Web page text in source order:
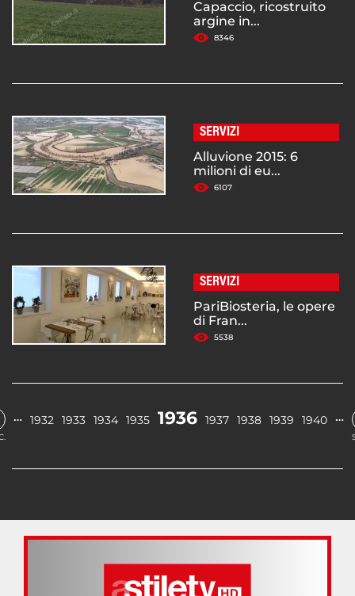
Capaccio, ricostruito
argine in...
8346
SERVIZI
Alluvione 2015: 6
milioni di eu...
6107
SERVIZI
PariBiosteria, le opere
di Fran...
5538
… 1932 1933 1934 1935 1936 1937 1938 1939 1940 …